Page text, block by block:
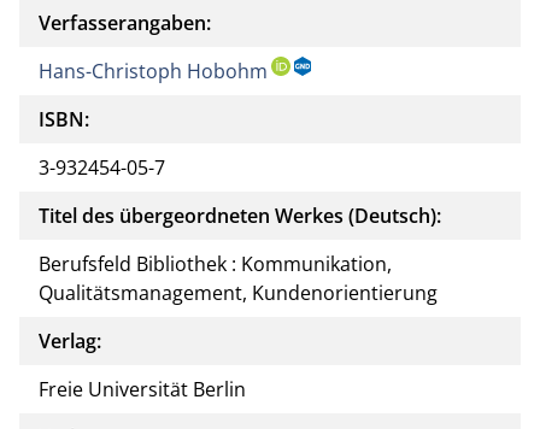
Verfasserangaben:
Hans-Christoph Hobohm
ISBN:
3-932454-05-7
Titel des übergeordneten Werkes (Deutsch):
Berufsfeld Bibliothek : Kommunikation,
Qualitätsmanagement, Kundenorientierung
Verlag:
Freie Universität Berlin